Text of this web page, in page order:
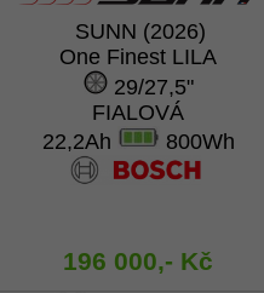
SUNN (2026)
One Finest LILA
29/27,5"
FIALOVÁ
22,2Ah
800Wh
196 000,- Kč